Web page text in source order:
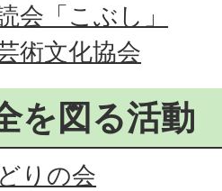
会「こぶし」
術文化協会
を図る活動
りの会